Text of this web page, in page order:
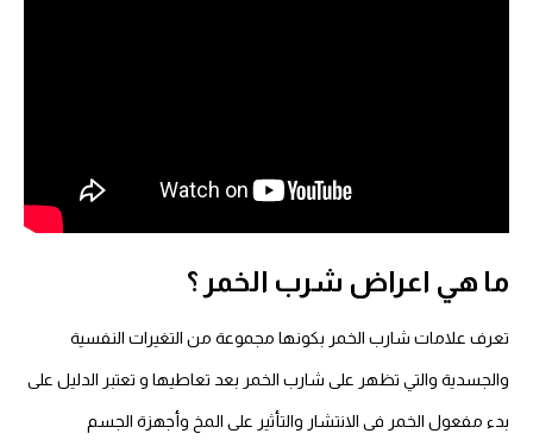
ما هي اعراض شرب الخمر ؟
تعرف علامات شارب الخمر بكونها مجموعة من التغيرات النفسية
والجسدية والتي تظهر على شارب الخمر بعد تعاطيها و تعتبر الدليل على
بدء مفعول الخمر فى الانتشار والتأثير على المخ وأجهزة الجسم